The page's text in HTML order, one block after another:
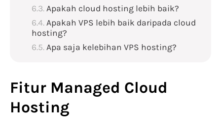
Apakah cloud hosting lebih baik?
Apakah VPS lebih baik daripada cloud
hosting?
Apa saja kelebihan VPS hosting?
Fitur Managed Cloud
Hosting